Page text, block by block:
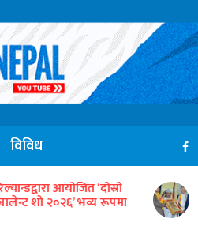
विविध
आयोजित ‘दोस्रो
शो २०२६’ भव्य रूपमा